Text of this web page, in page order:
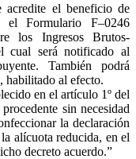
acredite el beneficio de
el Formulario F–0246
los Ingresos Brutos-
cual será notificado al
También podrá
habilitado al efecto.
en el artículo 1º del
sin necesidad
la declaración
alícuota reducida, en el
decreto acuerdo.”